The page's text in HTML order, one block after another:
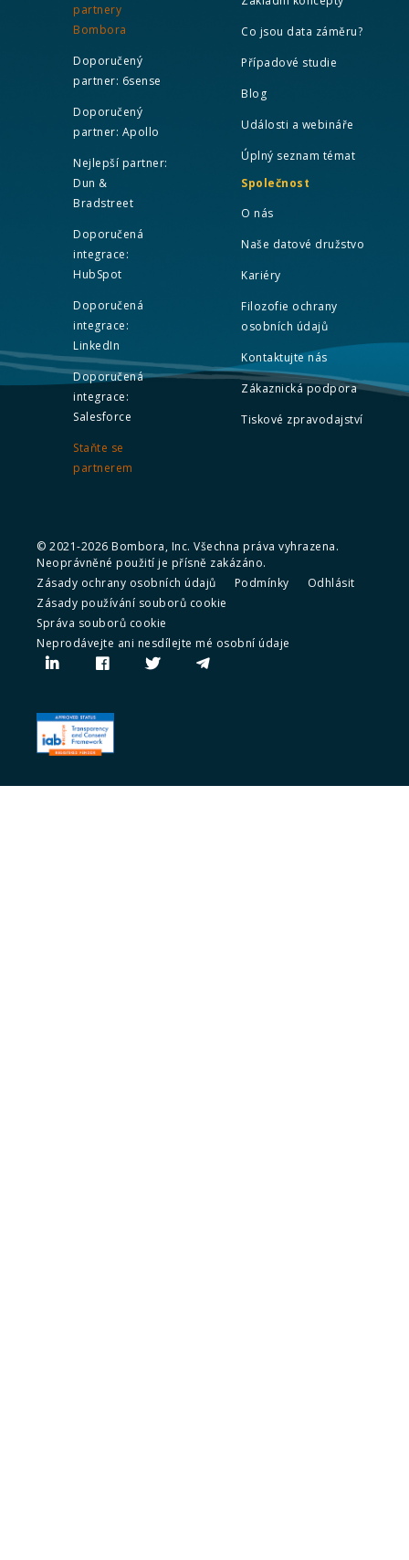
partnery
Bombora
Doporučený
partner: 6sense
Doporučený
partner: Apollo
Nejlepší partner:
Dun &
Bradstreet
Doporučená
integrace:
HubSpot
Doporučená
integrace:
LinkedIn
Doporučená
integrace:
Salesforce
Staňte se
partnerem
Co jsou data záměru?
Případové studie
Blog
Události a webináře
Úplný seznam témat
Společnost
O nás
Naše datové družstvo
Kariéry
Filozofie ochrany
osobních údajů
Kontaktujte nás
Zákaznická podpora
Tiskové zpravodajství
© 2021-2026 Bombora, Inc. Všechna práva vyhrazena.
Neoprávněné použití je přísně zakázáno.
Zásady ochrany osobních údajů
Podmínky
Odhlásit
Zásady používání souborů cookie
Správa souborů cookie
Neprodávejte ani nesdílejte mé osobní údaje